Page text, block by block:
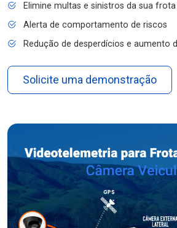
Elimine multas e sinistros da sua frota
Alerta de comportamento de riscos
Redução de desperdícios e aumento
Solicite uma demonstração